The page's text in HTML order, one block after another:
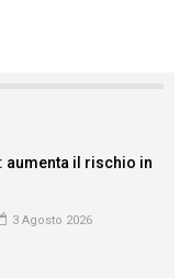
aumenta il rischio in
3 Agosto 2026